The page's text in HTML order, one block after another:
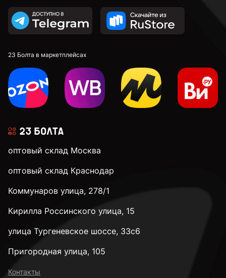
23 Болта в маркетплейсах
оптовый склад Москва
оптовый склад Краснодар
Коммунаров улица, 278/1
Кирилла Россинского улица, 15
улица Тургеневское шоссе, 33с6
Пригородная улица, 105
Контакты